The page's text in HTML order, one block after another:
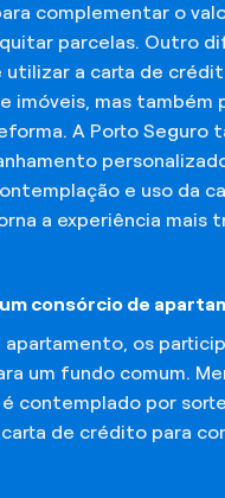
complementar o
parcelas. Outro
utilizar a carta de
imóveis, mas também
A Porto Seguro
e uso da
a experiência mais
consórcio de
apartamento, os
um fundo comum.
contemplado por
de crédito para